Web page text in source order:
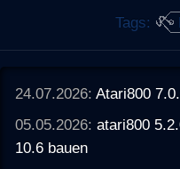
Tags:
24.07.2026:Atari800
05.05.2026:atari800
10.6 bauen